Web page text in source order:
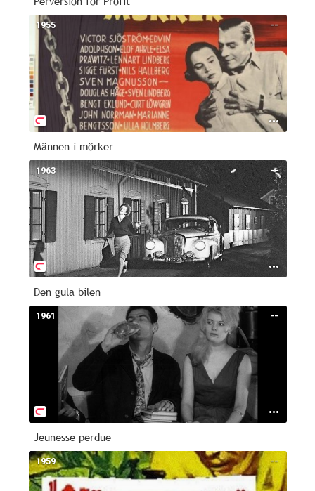
--
1955
Männen i mörker
--
1963
Den gula bilen
--
1961
Jeunesse perdue
--
1959